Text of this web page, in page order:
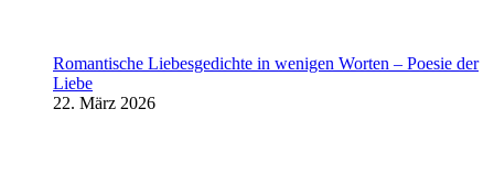
Romantische Liebesgedichte in wenigen Worten – Poesie der
Liebe
22. März 2026